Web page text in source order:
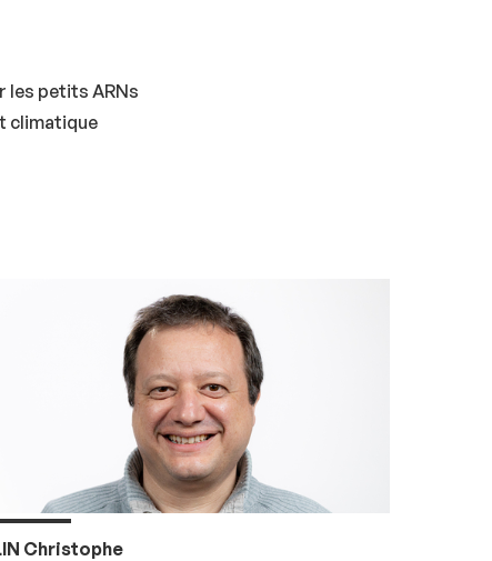
les petits ARNs
climatique
Christophe